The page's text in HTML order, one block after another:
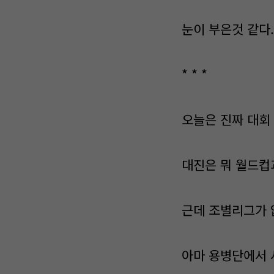
눈이 부은것 같다.
* * *
오늘은 진짜 대
대진은 뭐 월드
근데 조별리그가
아마 용병단에서